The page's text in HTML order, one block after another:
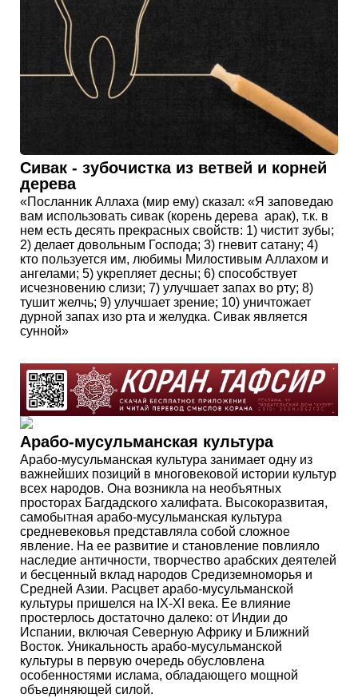
Сивак - зубочистка из ветвей и корней
дерева
«Посланник Аллаха (мир ему) сказал: «Я заповедаю
вам использовать сивак (корень дерева арак), т.к. в
нем есть десять прекрасных свойств: 1) чистит зубы;
2) делает довольным Господа; 3) гневит сатану; 4)
кто пользуется им, любимы Милостивым Аллахом и
ангелами; 5) укрепляет десны; 6) способствует
исчезновению слизи; 7) улучшает запах во рту; 8)
тушит желчь; 9) улучшает зрение; 10) уничтожает
дурной запах изо рта и желудка. Сивак является
сунной»
Арабо-мусульманская культура
Арабо-мусульманская культура занимает одну из
важнейших позиций в многовековой истории культур
всех народов. Она возникла на необъятных
просторах Багдадского халифата. Высокоразвитая,
самобытная арабо-мусульманская культура
средневековья представляла собой сложное
явление. На ее развитие и становление повлияло
наследие античности, творчество арабских деятелей
и бесценный вклад народов Средиземноморья и
Средней Азии. Расцвет арабо-мусульманской
культуры пришелся на IX-XI века. Ее влияние
простерлось достаточно далеко: от Индии до
Испании, включая Северную Африку и Ближний
Восток. Уникальность арабо-мусульманской
культуры в первую очередь обусловлена
особенностями ислама, обладающего мощной
объединяющей силой.